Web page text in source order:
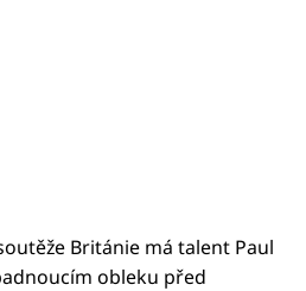
Británie má talent Paul
obleku před